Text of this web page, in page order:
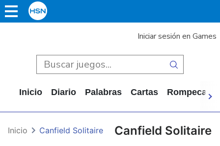
Iniciar sesión en Games
Inicio Diario Palabras Cartas
Canfield Solitaire
Inicio Canfield Solitaire